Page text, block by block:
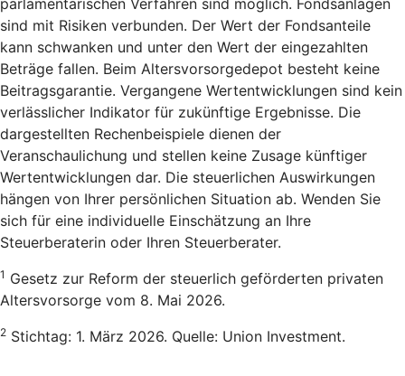
sind mit Risiken verbunden. Der Wert der Fondsanteile
kann schwanken und unter den Wert der eingezahlten
Beträge fallen. Beim Altersvorsorgedepot besteht keine
Beitragsgarantie. Vergangene Wertentwicklungen sind kein
verlässlicher Indikator für zukünftige Ergebnisse. Die
dargestellten Rechenbeispiele dienen der
Veranschaulichung und stellen keine Zusage künftiger
Wertentwicklungen dar. Die steuerlichen Auswirkungen
hängen von Ihrer persönlichen Situation ab. Wenden Sie
sich für eine individuelle Einschätzung an Ihre
Steuerberaterin oder Ihren Steuerberater.
1 Gesetz zur Reform der steuerlich geförderten privaten
Altersvorsorge vom 8. Mai 2026.
2 Stichtag: 1. März 2026. Quelle: Union Investment.